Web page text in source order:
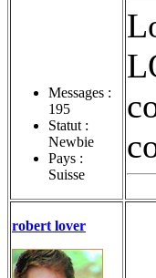
Messages :
195
Statut :
Newbie
Pays :
Suisse
robert lover